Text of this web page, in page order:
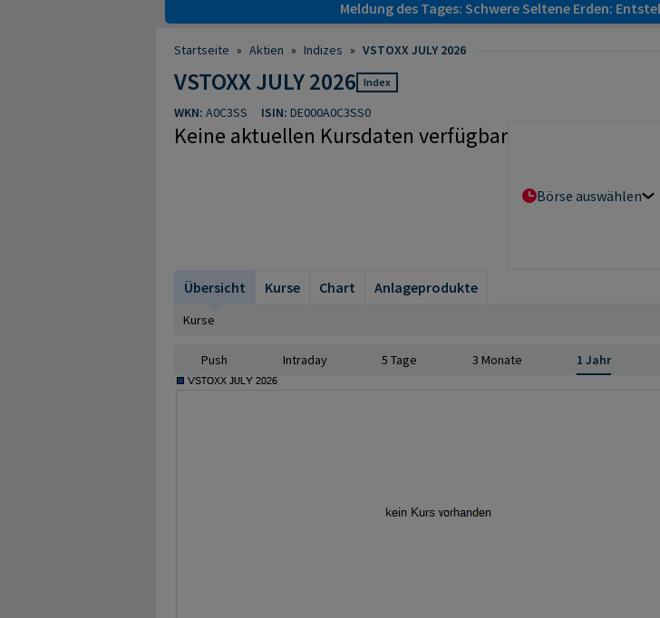
Meldung des Tages: Schwere Seltene Erden:
Startseite » Aktien » Indizes » VSTOXX JULY 2026
VSTOXX JULY 2026 Index
WKN: A0C3SS ISIN: DE000A0C3SS0
Keine aktuellen Kursdaten verfügbar
Börse auswählen
Übersicht
Kurse Chart Anlageprodukte
Kurse
Push Intraday 5 Tage 3 Monate 1 Jahr